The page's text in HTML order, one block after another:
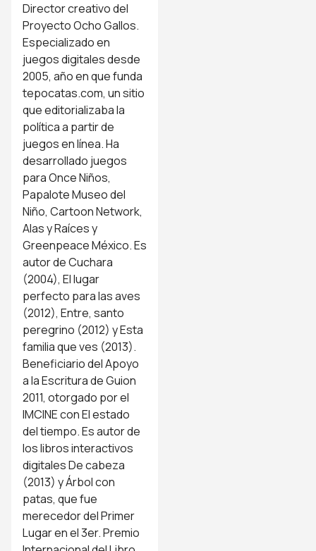
Director creativo del
Proyecto Ocho Gallos.
Especializado en
juegos digitales desde
2005, año en que funda
tepocatas.com, un sitio
que editorializaba la
política a partir de
juegos en línea. Ha
desarrollado juegos
para Once Niños,
Papalote Museo del
Niño, Cartoon Network,
Alas y Raíces y
Greenpeace México. Es
autor de Cuchara
(2004), El lugar
perfecto para las aves
(2012), Entre, santo
peregrino (2012) y Esta
familia que ves (2013).
Beneficiario del Apoyo
a la Escritura de Guion
2011, otorgado por el
IMCINE con El estado
del tiempo. Es autor de
los libros interactivos
digitales De cabeza
(2013) y Árbol con
patas, que fue
merecedor del Primer
Lugar en el 3er. Premio